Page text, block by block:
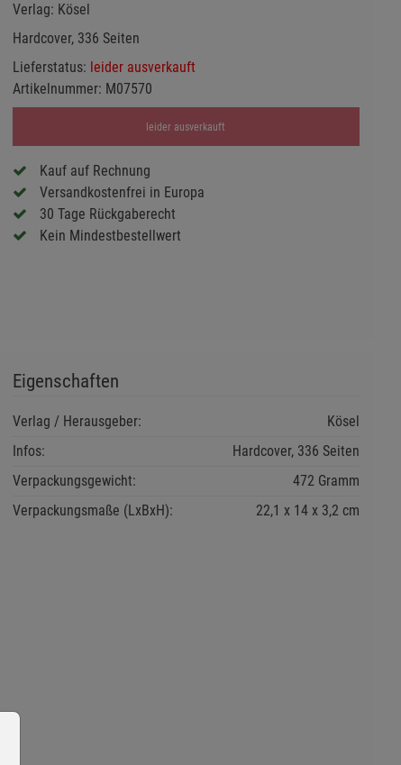
Verlag: Kösel
Hardcover, 336 Seiten
Lieferstatus: leider ausverkauft
Artikelnummer: M07570
leider ausverkauft
Kauf auf Rechnung
Versandkostenfrei in Europa
30 Tage Rückgaberecht
Kein Mindestbestellwert
Eigenschaften
Verlag / Herausgeber:
Kösel
Infos:
Hardcover, 336 Seiten
Verpackungsgewicht:
472 Gramm
Verpackungsmaße (LxBxH):
22,1 14 3,2cm